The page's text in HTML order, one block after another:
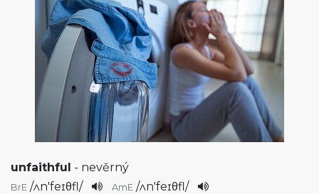
unfaithful - nevěrný
BrE /ʌn'feɪθfl/ AmE /ʌn'feɪθfl/